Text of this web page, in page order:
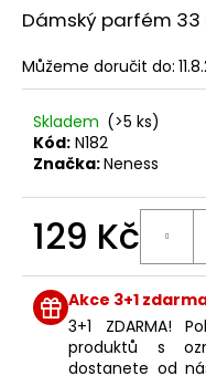
z
5
Dámský parfém 33
Můžeme doručit do:
Skladem (>5 ks)
Kód: N182
Značka:Neness
129 Kč
cena:
Akce 3+1
3+1 ZDARMA!
produktů s
dostanete od
u
e
e
129
Kč